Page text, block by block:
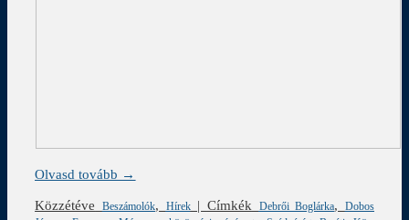
Olvasd tovább →
Közzétéve
Beszámolók, Hírek| Címkék Debrői Boglárka,
Dobos